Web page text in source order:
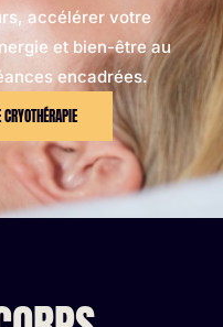
accélérer votre
et bien-être au
encadrées.